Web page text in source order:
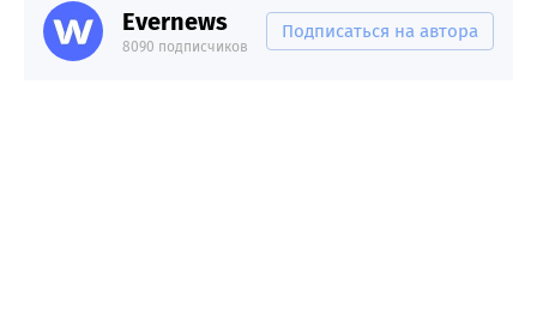
Evernews
8090 подписчиков
Подписаться на автора